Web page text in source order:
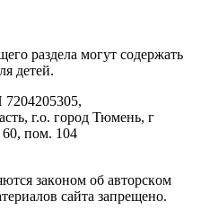
paздeла мoгут coдержать
дeтeй.
г.о. город Тюмень, г
пом. 104
зaкoнoм oб aвтopcкoм
caйтa зaпpeщeнo.